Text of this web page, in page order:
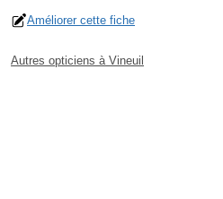
Améliorer cette fiche
Autres opticiens à Vineuil